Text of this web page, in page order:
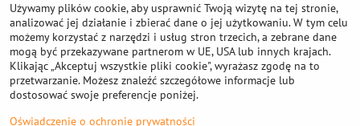
Ważne linki
Odkup cewek
Używamy plików cookie, aby usprawnić Twoją wizytę na tej stronie,
analizować jej działanie i zbierać dane o jej użytkowaniu. W tym celu
możemy korzystać z narzędzi i usług stron trzecich, a zebrane dane
mogą być przekazywane partnerom w UE, USA lub innych krajach.
Klikając „Akceptuj wszystkie pliki cookie", wyrażasz zgodę na to
przetwarzanie. Możesz znaleźć szczegółowe informacje lub
dostosować swoje preferencje poniżej.
Oświadczenie o ochronie prywatności